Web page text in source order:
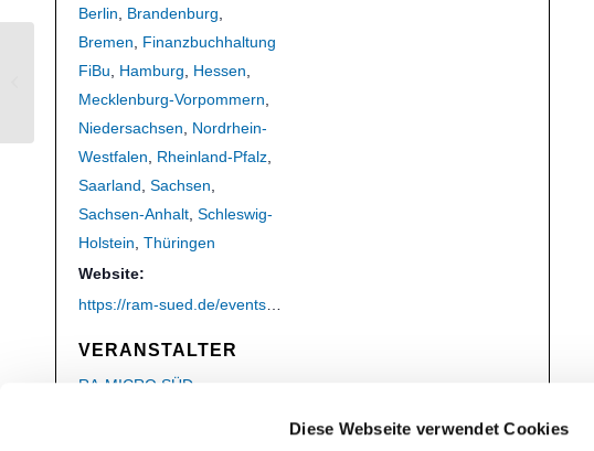
Diese Webseite verwendet Cookies
Berlin
Brandenburg
Bremen
Finanzbuchhaltung
FiBu
Hamburg Hessen
Mecklenburg-Vorpommern
Niedersachsen
Nordrhein-
Westfalen
Rheinland-Pfalz
Saarland Sachsen
Sachsen-Anhalt Schleswig-
Holstein Thüringen
Website:
VERANSTALTER
RA-MICRO SÜD
Neuregelung zur elektronischen
Rechnung (Online Kurs)